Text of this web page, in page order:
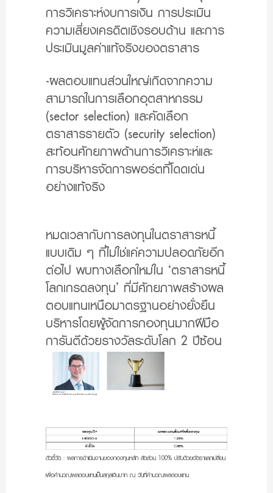
การวิเคราะห์งบการเงิน การประเมิน
ความเสี่ยงเครดิตเชิงรอบด้าน และการ
ประเมินมูลค่าแท้จริงของตราสาร
-ผลตอบแทนส่วนใหญ่เกิดจากความ
สามารถในการเลือกอุตสาหกรรม
(sector selection) และคัดเลือก
ตราสารรายตัว (security selection)
สะท้อนศักยภาพด้านการวิเคราะห์และ
การบริหารจัดการพอร์ตที่โดดเด่น
อย่างแท้จริง
หมดเวลากับการลงทุนในตราสารหนี้
แบบเดิม ๆ ที่ไม่ใช่แค่ความปลอดภัยอีก
ต่อไป พบทางเลือกใหม่ใน ‘ตราสารหนี้
โลกเกรดลงทุน’ ที่มีศักยภาพสร้างผล
ตอบแทนเหนือมาตรฐานอย่างยั่งยืน
บริหารโดยผู้จัดการกองทุนมากฝีมือ
การันตีด้วยรางวัลระดับโลก 2 ปีซ้อน
ตัวชี้วัด : ผลการดําเนินงานของกองทุนหลัก สัดส่วน 100% ปรับด้วยอัตราแลกเปลี่ยน
เพื่อคํานวณผลตอบแทนเป็นสกุลเงินบาท ณ วันที่คํานวณผลตอบแทน